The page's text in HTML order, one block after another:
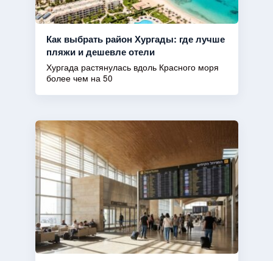
Как выбрать район Хургады: где лучше
пляжи и дешевле отели
Хургада растянулась вдоль Красного моря
более чем на 50